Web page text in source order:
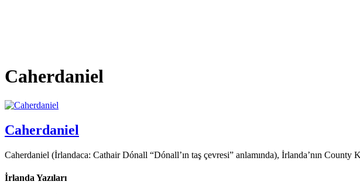
Caherdaniel
Caherdaniel
Caherdaniel (İrlandaca: Cathair Dónall “Dónall’ın taş çevresi” anlamında), İrlanda’nın
İrlanda Yazıları